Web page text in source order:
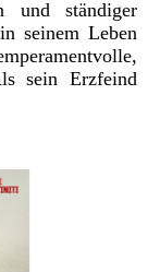
und ständiger
seinem Leben
sein Erzfeind